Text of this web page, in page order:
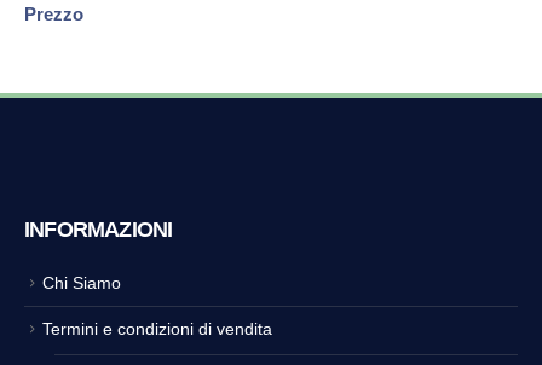
Prezzo
INFORMAZIONI
Chi Siamo
Termini e condizioni di vendita